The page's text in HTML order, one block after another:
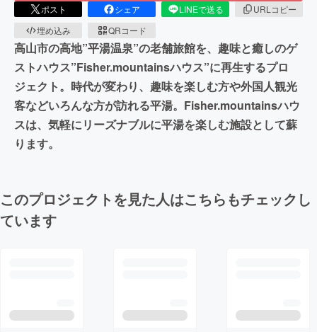
ポスト シェア LINEで送る
URLコピー
埋め込み
QRコード
高山市の高地”平湯温泉”の老舗旅館を、趣味と癒しのゲ
ストハウス”Fisher.mountainsハウス”に再生するプロ
ジェクト。時代が変わり、趣味を楽しむ方や外国人観光
客などいろんな方が訪れる平湯。Fisher.mountainsハウ
スは、気軽にリーズナブルに平湯を楽しむ施設として蘇
ります。
このプロジェクトを見た人はこちらもチェックし
ています